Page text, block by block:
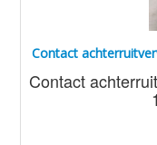
Contact
Contact